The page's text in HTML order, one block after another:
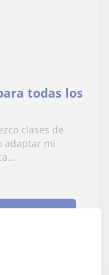
todas los
clases de
adaptar mi